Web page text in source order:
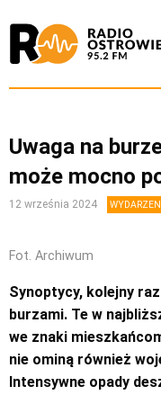
Uwaga na
może mocno
12 września 2024
Fot. Archiwum
Synoptycy, kolejny
burzami. Te w
we znaki
nie ominą również
Intensywne opady